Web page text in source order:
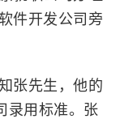
件开发公司旁
张先生，他的
录用标准。张